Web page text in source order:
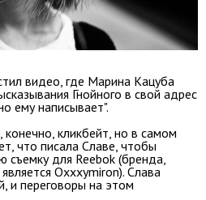
видео, где Марина Кацуба
Гнойного в свой адрес
ему написывает".
кликбейт, но в самом
что писала Славе, чтобы
съемку для Reebok (бренда,
Oxxxymiron). Слава
и переговоры на этом